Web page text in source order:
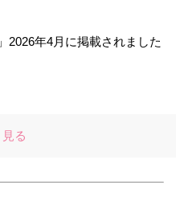
2026年4月に掲載されました
る